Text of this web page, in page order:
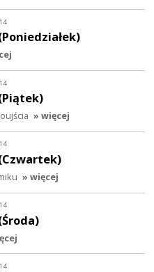
» więcej
» więcej